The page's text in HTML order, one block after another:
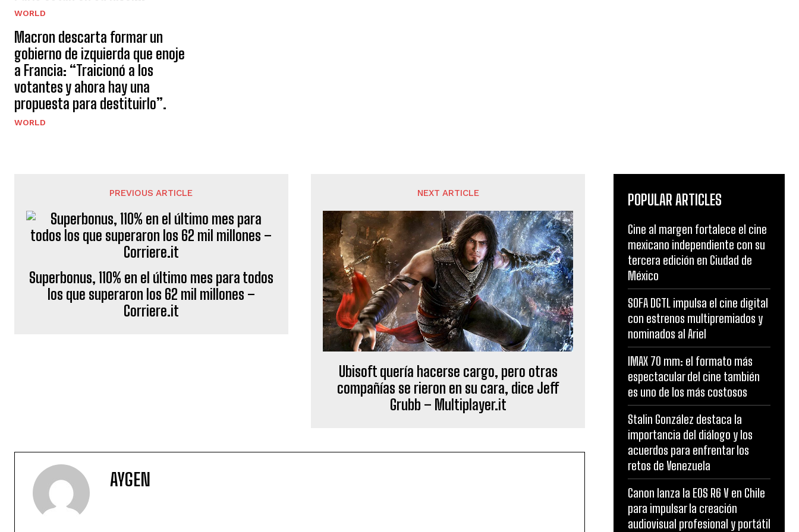
WORLD
Macron descarta formar un
gobierno de izquierda que enoje
a Francia: “Traicionó a los
votantes y ahora hay una
propuesta para destituirlo”.
WORLD
PREVIOUS ARTICLE
Superbonus, 110% en el último mes para todos
los que superaron los 62 mil millones –
Corriere.it
NEXT ARTICLE
Ubisoft quería hacerse cargo, pero otras
compañías se rieron en su cara, dice Jeff
Grubb – Multiplayer.it
AYGEN
POPULAR ARTICLES
Cine al margen fortalece el cine
mexicano independiente con su
tercera edición en Ciudad de
México
SOFA DGTL impulsa el cine digital
con estrenos multipremiados y
nominados al Ariel
IMAX 70 mm: el formato más
espectacular del cine también
es uno de los más costosos
Stalin González destaca la
importancia del diálogo y los
acuerdos para enfrentar los
retos de Venezuela
Canon lanza la EOS R6 V en Chile
para impulsar la creación
audiovisual profesional y portátil